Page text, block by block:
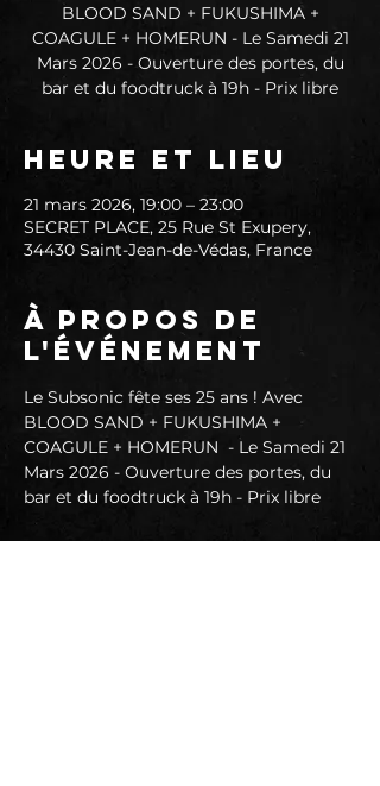
BLOOD SAND + FUKUSHIMA +
COAGULE + HOMERUN - Le Samedi 21
Mars 2026 - Ouverture des portes, du
bar et du foodtruck à 19h - Prix libre
Heure et lieu
21 mars 2026, 19:00 – 23:00
SECRET PLACE, 25 Rue St Exupery,
34430 Saint-Jean-de-Védas, France
À propos de
l'événement
Le Subsonic fête ses 25 ans ! Avec
BLOOD SAND + FUKUSHIMA +
COAGULE + HOMERUN  - Le Samedi 21
Mars 2026 - Ouverture des portes, du
bar et du foodtruck à 19h - Prix libre
BLOOD SAND